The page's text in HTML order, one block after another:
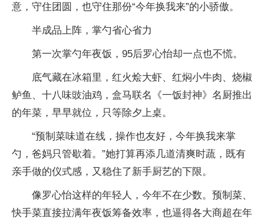
意，守住团圆，也守住那份“今年换我来”的小骄傲。
半成品上阵，掌勺省心省力
第一次掌勺年夜饭，95后罗心怡却一点也不慌。
底气藏在冰箱里，红火烩大虾、红焖小牛肉、烧椒
鲈鱼、十八味豉油鸡，盒马联名《一饭封神》名厨推出
的年菜，早早就位，只等除夕上桌。
“预制菜味道在线，操作也友好，今年换我来掌
勺，爸妈只管歇着。”她打算再添几道清爽时蔬，既有
亲手做的仪式感，又稳住了新手厨艺的下限。
像罗心怡这样的年轻人，今年不在少数。预制菜、
快手菜直接拉满年夜饭筹备效率，也逼得各大商超在年